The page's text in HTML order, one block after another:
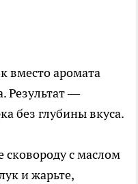
вместо аромата
Результат —
без глубины вкуса.
сковороду с маслом
и жарьте,